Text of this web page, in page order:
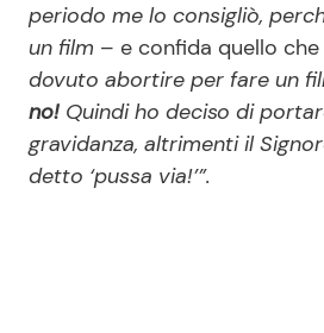
periodo me lo consigliò,
un film – e confida quello
dovuto abortire per fare un
no! Quindi ho deciso di
gravidanza, altrimenti il
detto ‘pussa via!’”.